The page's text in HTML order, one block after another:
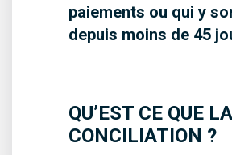
paiements ou qui y
depuis moins de 45
QU’EST CE QUE LA
CONCILIATION ?